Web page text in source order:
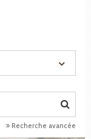
Recherche avancée